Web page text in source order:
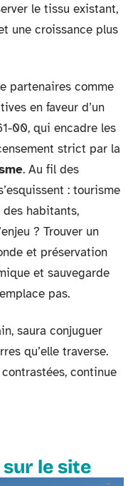
le tissu existant,
une croissance plus
partenaires comme
en faveur d’un
00, qui encadre les
strict par la
. Au fil des
: tourisme
habitants,
? Trouver un
et préservation
et sauvegarde
pas.
saura conjuguer
qu’elle traverse.
continue
le site